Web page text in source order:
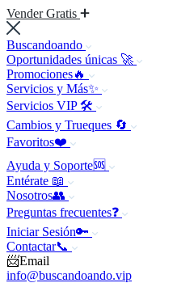
Vender Gratis
Buscandoando
Oportunidades únicas 🚀
Promociones🔥
Servicios y Más✨
Servicios VIP 🛠️
Cambios y Trueques 🔄
Favoritos❤️
Ayuda y Soporte🆘
Entérate 📖
Nosotros👥
Preguntas frecuentes❓
Iniciar Sesión🔑
Contactar📞
📨Email
info@buscandoando.vip